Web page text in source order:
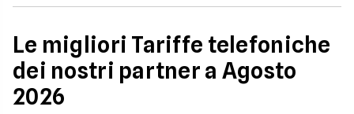
Le migliori Tariffe telefoniche
dei nostri partner a Agosto
2026